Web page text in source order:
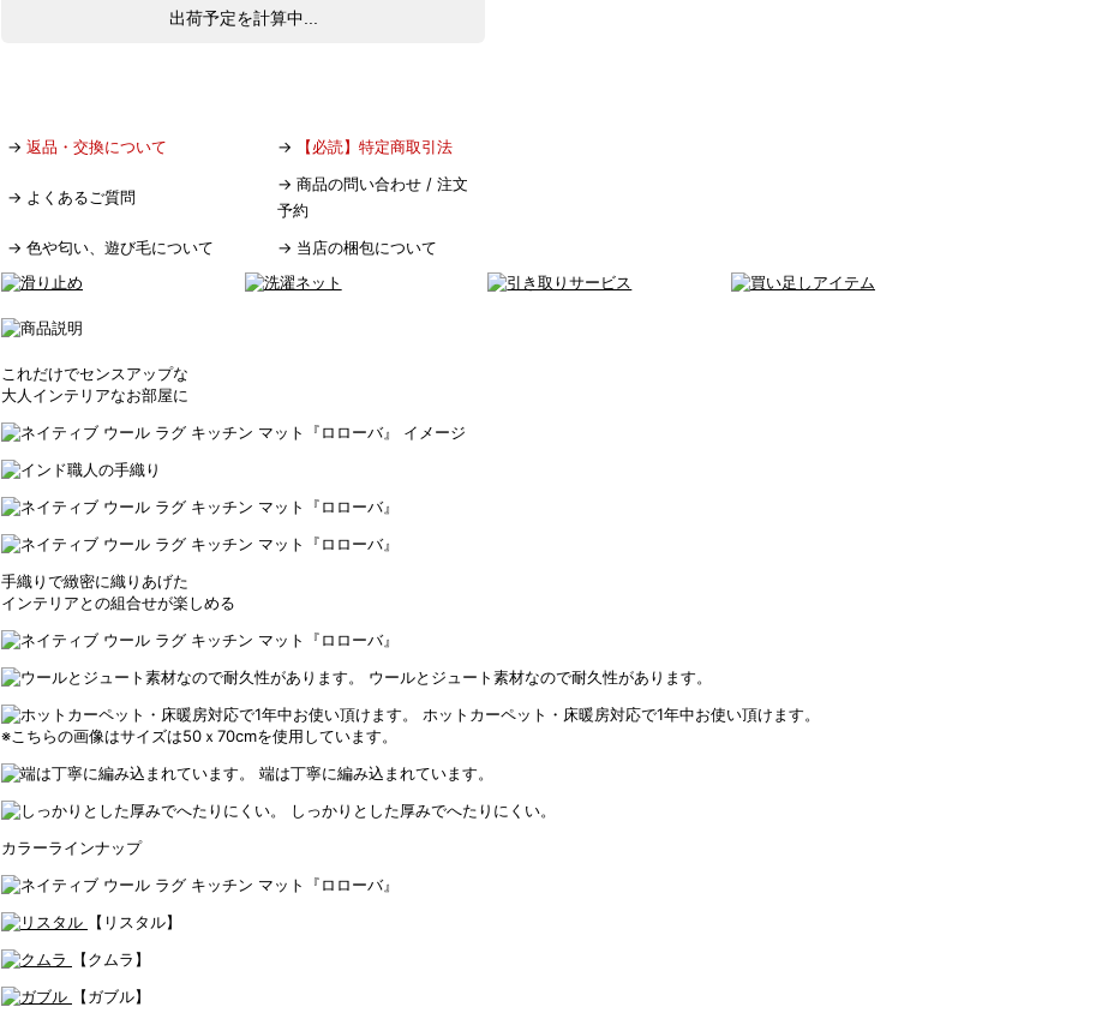
出荷予定を計算中...
→ 返品・交換について → 【必読】特定商取引法
→ よくあるご質問
→ 商品の問い合わせ / 注文
予約
→ 色や匂い、遊び毛について → 当店の梱包について
これだけでセンスアップな
大人インテリアなお部屋に
手織りで緻密に織りあげた
インテリアとの組合せが楽しめる
ウールとジュート素材なので耐久性があります。
ホットカーペット・床暖房対応で1年中お使い頂けます。
※こちらの画像はサイズは50ｘ70cmを使用しています。
端は丁寧に編み込まれています。
しっかりとした厚みでへたりにくい。
カラーラインナップ
【リスタル】
【クムラ】
【ガブル】